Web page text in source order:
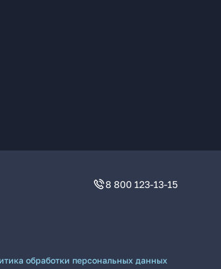
8 800 123-13-15
обработки персональных данных